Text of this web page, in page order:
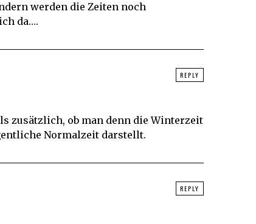
werden die Zeiten noch
da….
zusätzlich, ob man denn die Winterzeit
Normalzeit darstellt.
REPLY
REPLY